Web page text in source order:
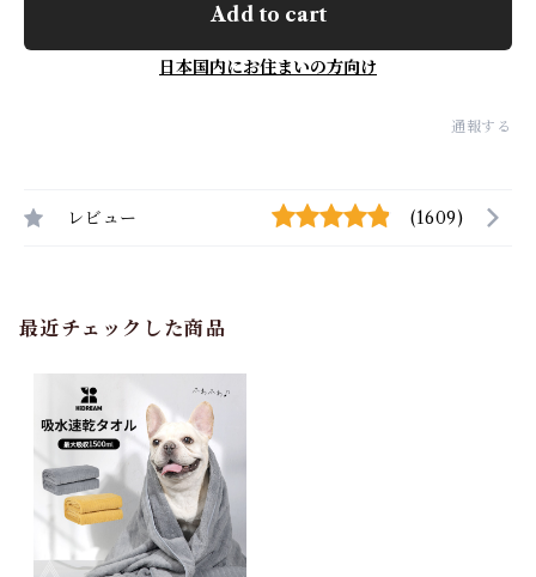
Add to cart
日本国内にお住まいの方向け
通報する
レビュー (1609)
最近チェックした商品